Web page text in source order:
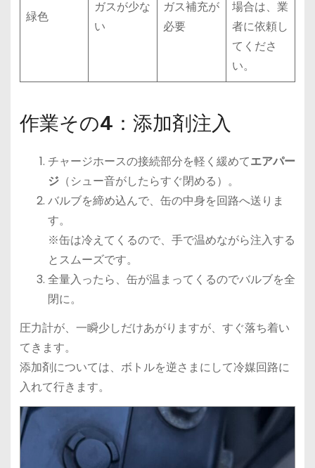
緑色
ガスが少な
い
ガス補充が
必要
場合は、業
者に依頼し
てくださ
い。
作業その4：添加剤注入
チャージホースの接続部分を軽く緩めてエアパー
ジ（シュー音がしたらすぐ閉める）。
バルブを締め込んで、缶の中身を回路へ送りま
す。
※缶は冷えてくるので、手で温めながら注入する
とスムーズです。
全量入ったら、缶が温まってくるのでバルブを全
閉に。
圧力計が、一瞬少しだけあがりますが、すぐ落ち着い
てきます。
添加剤については、ボトルを逆さまにして冷媒回路に
入れて行きます。